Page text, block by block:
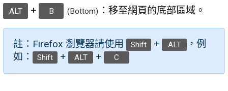
ALT + B (Bottom) ：移至網頁的底部區域。
註：Firefox 瀏覽器請使用 Shift + ALT
，例
如：
Shift + ALT + C